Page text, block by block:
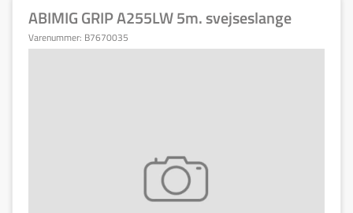
ABIMIG GRIP A255LW 5m. svejseslange
Varenummer: B7670035